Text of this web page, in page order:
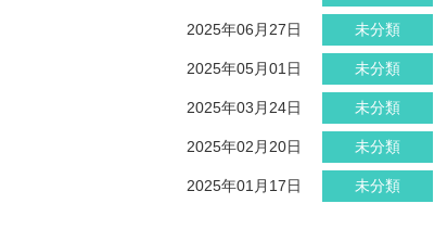
2025年06月27日 未分類
2025年05月01日 未分類
2025年03月24日 未分類
2025年02月20日 未分類
2025年01月17日 未分類